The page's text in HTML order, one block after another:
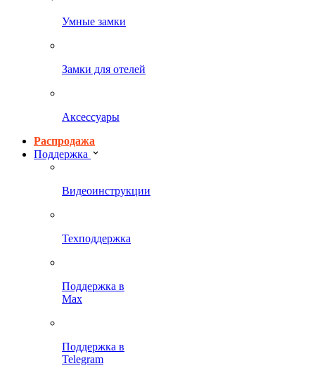
Умные замки
Замки для отелей
Аксессуары
Распродажа
Поддержка
Видеоинструкции
Техподдержка
Поддержка в
Max
Поддержка в
Telegram